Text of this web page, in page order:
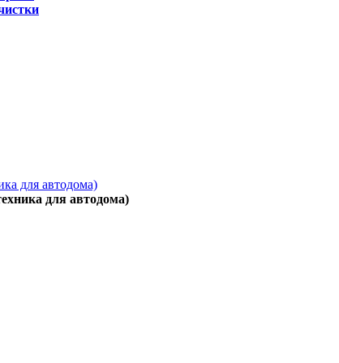
для автодома)
для автодома)